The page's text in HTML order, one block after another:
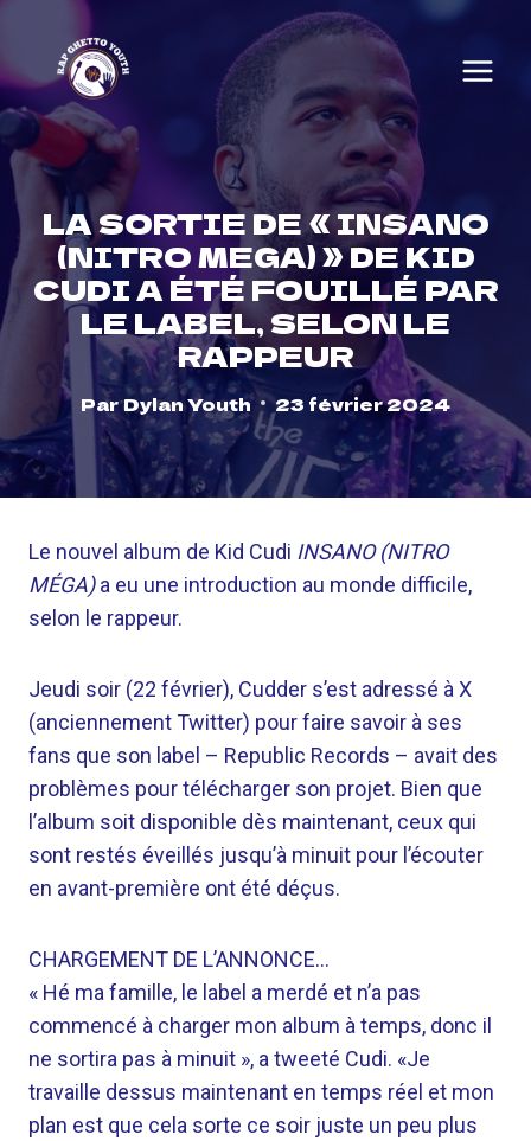
content
LA SORTIE DE « INSANO
(NITRO MEGA) » DE KID
CUDI A ÉTÉ FOUILLÉ PAR
LE LABEL, SELON LE
RAPPEUR
ParDylan Youth 23 février 2024
Le nouvel album de Kid Cudi INSANO (NITRO
MÉGA)a eu une introduction au monde difficile,
selon le rappeur.
Jeudi soir (22 février), Cudder s’est adressé à X
(anciennement Twitter) pour faire savoir à ses
fans que son label – Republic Records – avait des
problèmes pour télécharger son projet. Bien que
l’album soit disponible dès maintenant, ceux qui
sont restés éveillés jusqu’à minuit pour l’écouter
en avant-première ont été déçus.
CHARGEMENT DE L’ANNONCE…
« Hé ma famille, le label a merdé et n’a pas
commencé à charger mon album à temps, donc il
ne sortira pas à minuit », a tweeté Cudi. «Je
travaille dessus maintenant en temps réel et mon
plan est que cela sorte ce soir juste un peu plus